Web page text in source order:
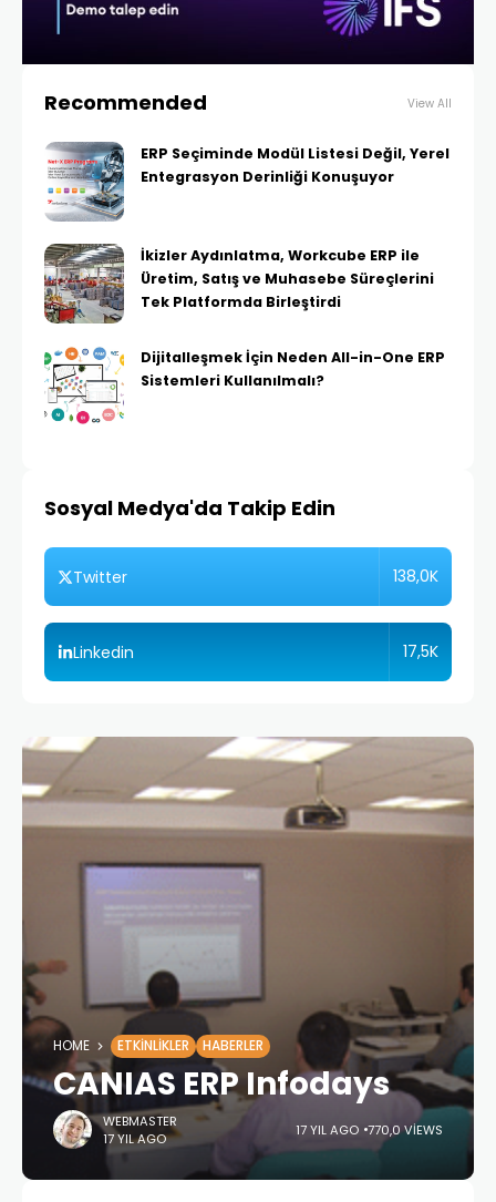
Recommended View All
ERP Seçiminde Modül Listesi Değil, Yerel
Entegrasyon Derinliği Konuşuyor
İkizler Aydınlatma, Workcube ERP ile
Üretim, Satış ve Muhasebe Süreçlerini
Tek Platformda Birleştirdi
Dijitalleşmek İçin Neden All-in-One ERP
Sistemleri Kullanılmalı?
Sosyal Medya'da Takip Edin
Twitter 138,0K
Linkedin 17,5K
HOME ETKINLIKLER HABERLER
CANIAS ERP Infodays
WEBMASTER
17 YIL AGO
17 YIL AGO 770,0 VIEWS